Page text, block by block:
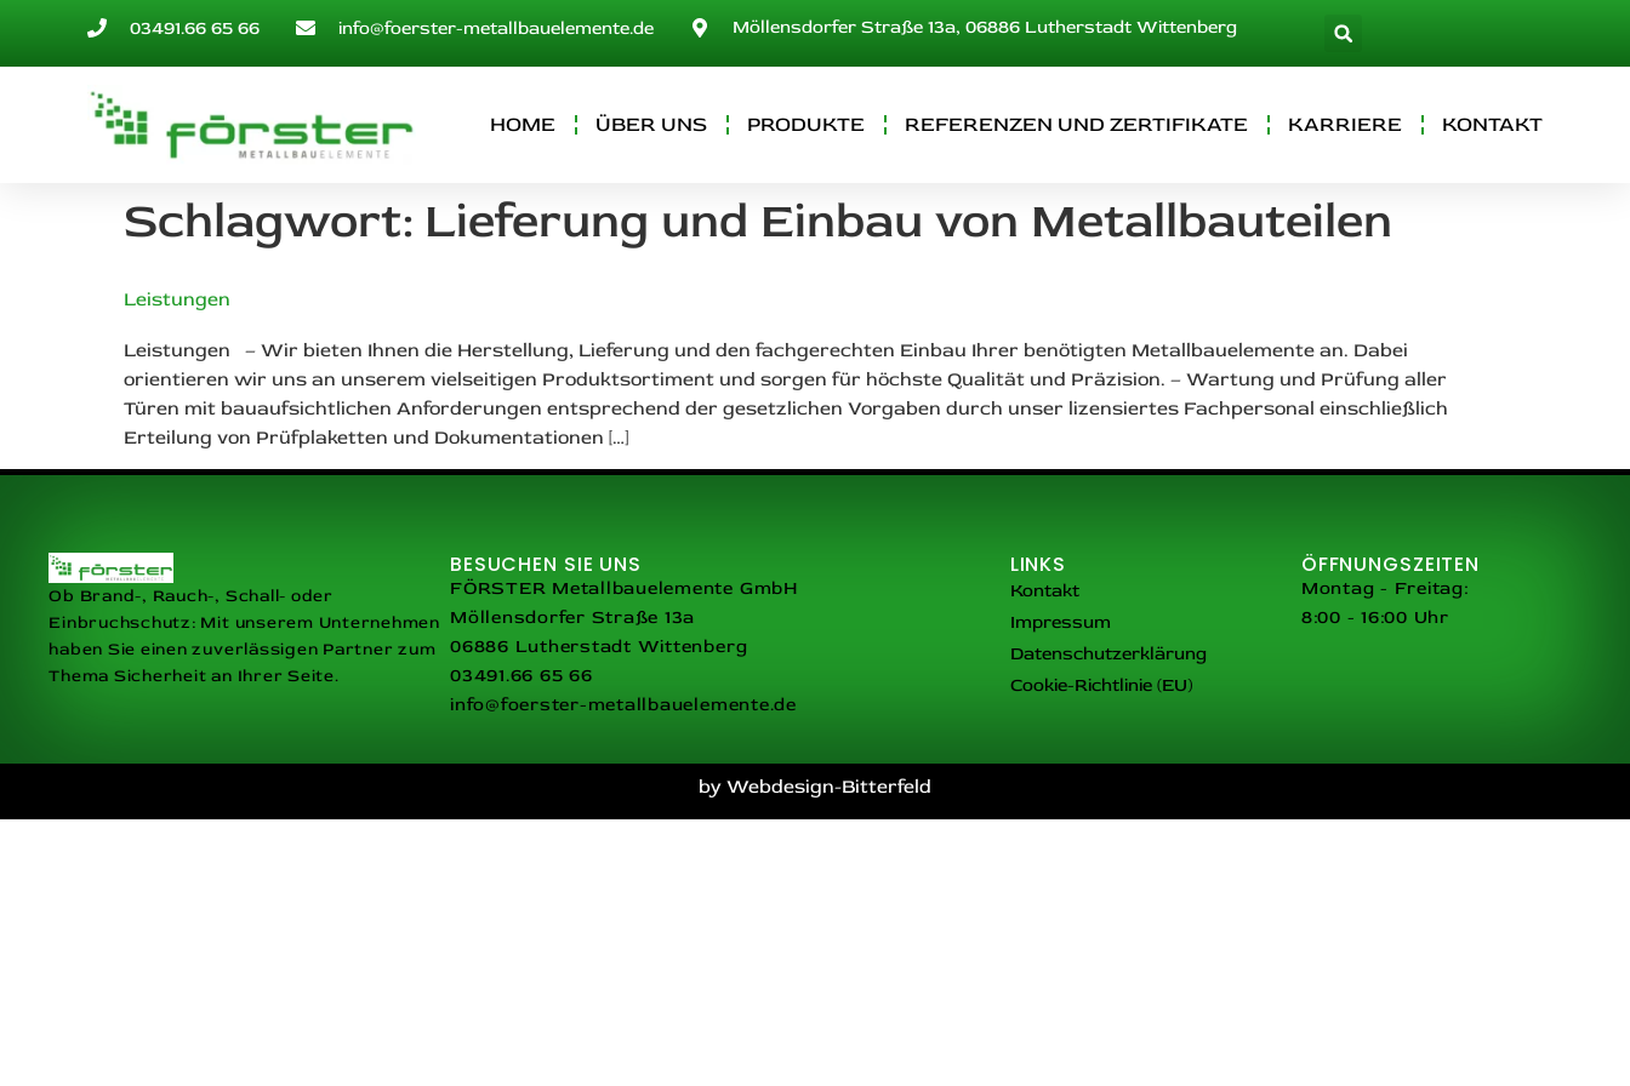
03491.66 65 66 info@foerster-metallbauelemente.de Möllensdorfer Straße 13a, 06886 Lutherstadt Wittenberg
HOME ÜBER UNS PRODUKTE REFERENZEN UND ZERTIFIKATE KARRIERE KONTAKT
Schlagwort: Lieferung und Einbau von Metallbauteilen
Leistungen
Leistungen – Wir bieten Ihnen die Herstellung, Lieferung und den fachgerechten Einbau Ihrer benötigten Metallbauelemente an. Dabei
orientieren wir uns an unserem vielseitigen Produktsortiment und sorgen für höchste Qualität und Präzision. – Wartung und Prüfung aller
Türen mit bauaufsichtlichen Anforderungen entsprechend der gesetzlichen Vorgaben durch unser lizensiertes Fachpersonal einschließlich
Erteilung von Prüfplaketten und Dokumentationen […]
Ob Brand-, Rauch-, Schall- oder
Einbruchschutz: Mit unserem Unternehmen
haben Sie einen zuverlässigen Partner zum
Thema Sicherheit an Ihrer Seite.
BESUCHEN SIE UNS
FÖRSTER Metallbauelemente GmbH
Möllensdorfer Straße 13a
06886 Lutherstadt Wittenberg
03491.66 65 66
info@foerster-metallbauelemente.de
LINKS
Kontakt
Impressum
Datenschutzerklärung
Cookie-Richtlinie (EU)
ÖFFNUNGSZEITEN
Montag - Freitag:
8:00 - 16:00 Uhr
by Webdesign-Bitterfeld